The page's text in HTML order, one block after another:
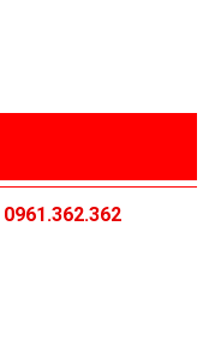
0961.362.362